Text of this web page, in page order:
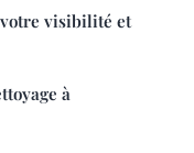
votre visibilité et
à